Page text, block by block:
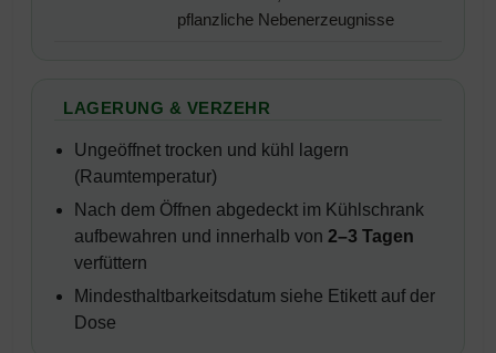
pflanzliche Nebenerzeugnisse
LAGERUNG & VERZEHR
Ungeöffnet trocken und kühl lagern
(Raumtemperatur)
Nach dem Öffnen abgedeckt im Kühlschrank
aufbewahren und innerhalb von 2–3 Tagen
verfüttern
Mindesthaltbarkeitsdatum siehe Etikett auf der
Dose